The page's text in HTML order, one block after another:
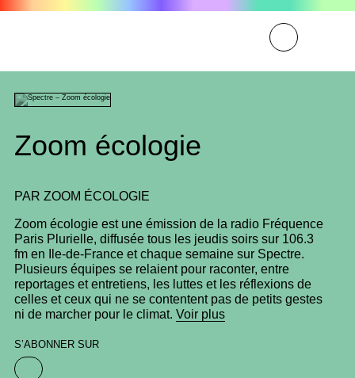
Zoom écologie
PAR ZOOM ÉCOLOGIE
Zoom écologie est une émission de la radio Fréquence
Paris Plurielle, diffusée tous les jeudis soirs sur 106.3
fm en Ile-de-France et chaque semaine sur Spectre.
Plusieurs équipes se relaient pour raconter, entre
reportages et entretiens, les luttes et les réflexions de
celles et ceux qui ne se contentent pas de petits gestes
ni de marcher pour le climat.Voir plus
S’ABONNER SUR